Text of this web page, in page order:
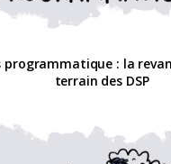
programmatique : la
terrain des DSP